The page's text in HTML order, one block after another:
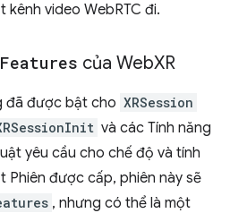
kênh video WebRTC đi.
Features của WebXR
đã được bật cho XRSession
và các Tính năng
yêu cầu cho chế độ và tính
Phiên được cấp, phiên này sẽ
, nhưng có thể là một